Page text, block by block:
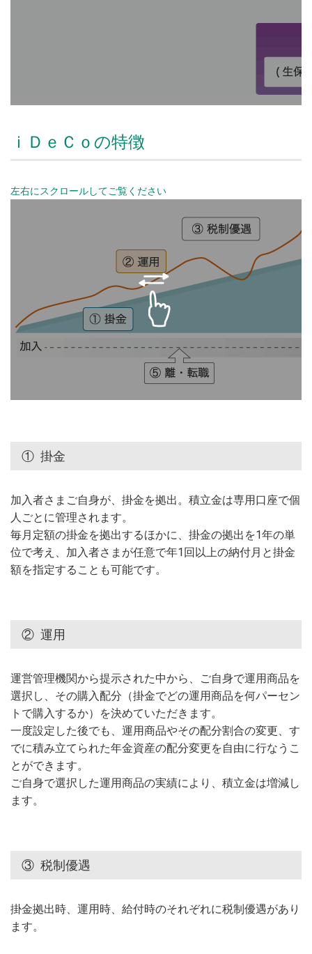
ｉＤｅＣｏの特徴
① 掛金
加入者さまご自身が、掛金を拠出。積立金は専用口座で個
人ごとに管理されます。
毎月定額の掛金を拠出するほかに、掛金の拠出を1年の単
位で考え、加入者さまが任意で年1回以上の納付月と掛金
額を指定することも可能です。
② 運用
運営管理機関から提示された中から、ご自身で運用商品を
選択し、その購入配分（掛金でどの運用商品を何パーセン
トで購入するか）を決めていただきます。
一度設定した後でも、運用商品やその配分割合の変更、す
でに積み立てられた年金資産の配分変更を自由に行なうこ
とができます。
ご自身で選択した運用商品の実績により、積立金は増減し
ます。
③ 税制優遇
掛金拠出時、運用時、給付時のそれぞれに税制優遇があり
ます。